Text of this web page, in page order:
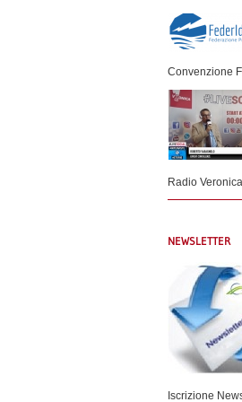
Convenzione
Radio
NEWSLETTER
Iscrizione